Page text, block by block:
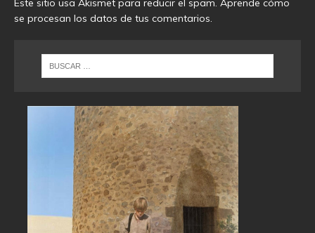
Este sitio usa Akismet para reducir el spam. Aprende cómo
se procesan los datos de tus comentarios.